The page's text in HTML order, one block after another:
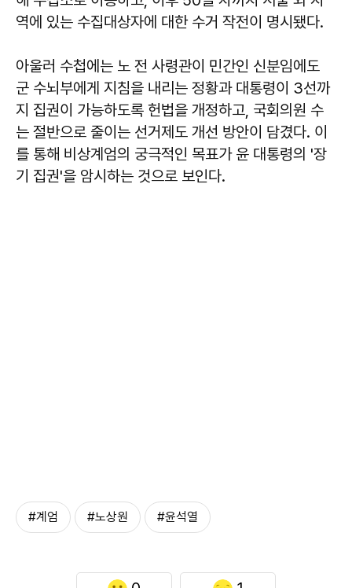
역에 있는 수집대상자에 대한 수거 작전이 명시됐다.
아울러 수첩에는 노 전 사령관이 민간인 신분임에도
군 수뇌부에게 지침을 내리는 정황과 대통령이 3선까
지 집권이 가능하도록 헌법을 개정하고, 국회의원 수
는 절반으로 줄이는 선거제도 개선 방안이 담겼다. 이
를 통해 비상계엄의 궁극적인 목표가 윤 대통령의 '장
기 집권'을 암시하는 것으로 보인다.
#계엄 #노상원 #윤석열